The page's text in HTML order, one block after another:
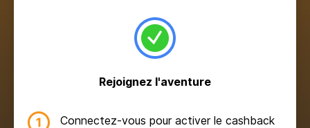
Rejoignez l'aventure
Connectez-vous pour activer le cashback